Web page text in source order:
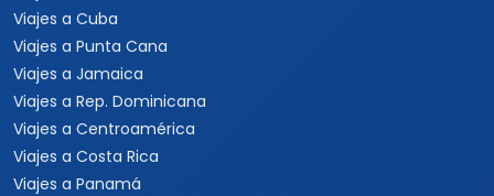
Viajes a Cuba
Viajes a Punta Cana
Viajes a Jamaica
Viajes a Rep. Dominicana
Viajes a Centroamérica
Viajes a Costa Rica
Viajes a Panamá